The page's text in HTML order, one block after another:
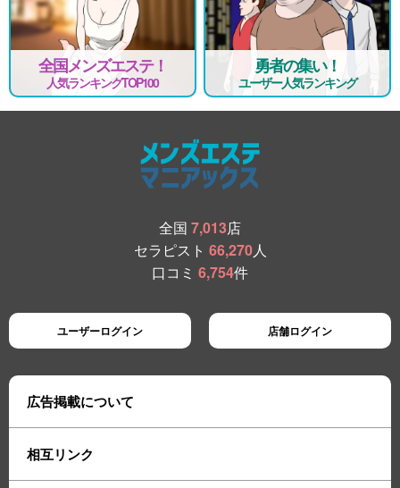
全国メンズエステ！
人気ランキングTOP100
勇者の集い！
ユーザー人気ランキング
全国 7,013店
セラピスト 66,270人
口コミ 6,754件
ユーザーログイン 店舗ログイン
広告掲載について
相互リンク